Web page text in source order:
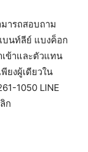
ารถสอบถาม
บนท์ลีย์ แบงค็อก
เข้าและตัวแทน
ยงผู้เดียวใน
1050 LINE
ก